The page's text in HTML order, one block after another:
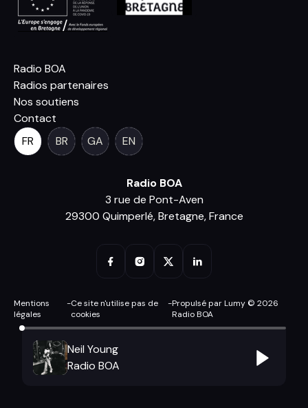
Radio BOA
Radios partenaires
Nos soutiens
Contact
FR
BR GA EN
Radio BOA
3 rue de Pont-Aven
29300 Quimperlé, Bretagne, France
Mentions
légales
-Ce site n'utilise pas de
cookies
-Propulsé par Lumy © 2026
Radio BOA
Neil Young
Radio BOA